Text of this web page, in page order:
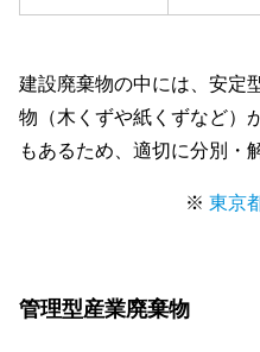
建設廃棄物の中には、安定
物（木くずや紙くずなど）
もあるため、適切に分別・
※ 東京
管理型産業廃棄物